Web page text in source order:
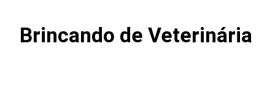
Brincando de Veterinária